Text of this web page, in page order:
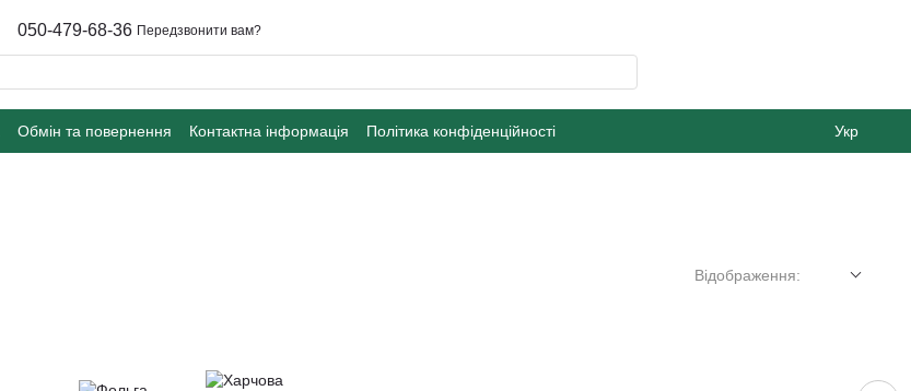
050-479-68-36 Передзвонити вам?
Обмін та повернення Контактна інформація
Політика конфіденційності
Укр
Відображення: